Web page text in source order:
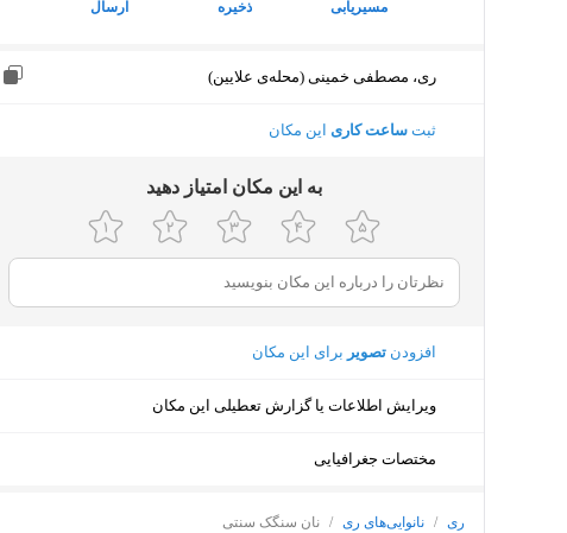
مسیریابی ذخیره ارسال
ری، مصطفی خمینی (محله‌ی علایین)
ثبت ساعت کاری این مکان
ﺑﻪ اﯾﻦ ﻣﮑﺎن اﻣﺘﯿﺎز دﻫﯿﺪ
افزودن تصویر برای این مکان
ویرایش اطلاعات یا گزارش تعطیلی این مکان
مختصات جغرافیایی
ری / نانوایی‌های ری / نان سنگک سنتی